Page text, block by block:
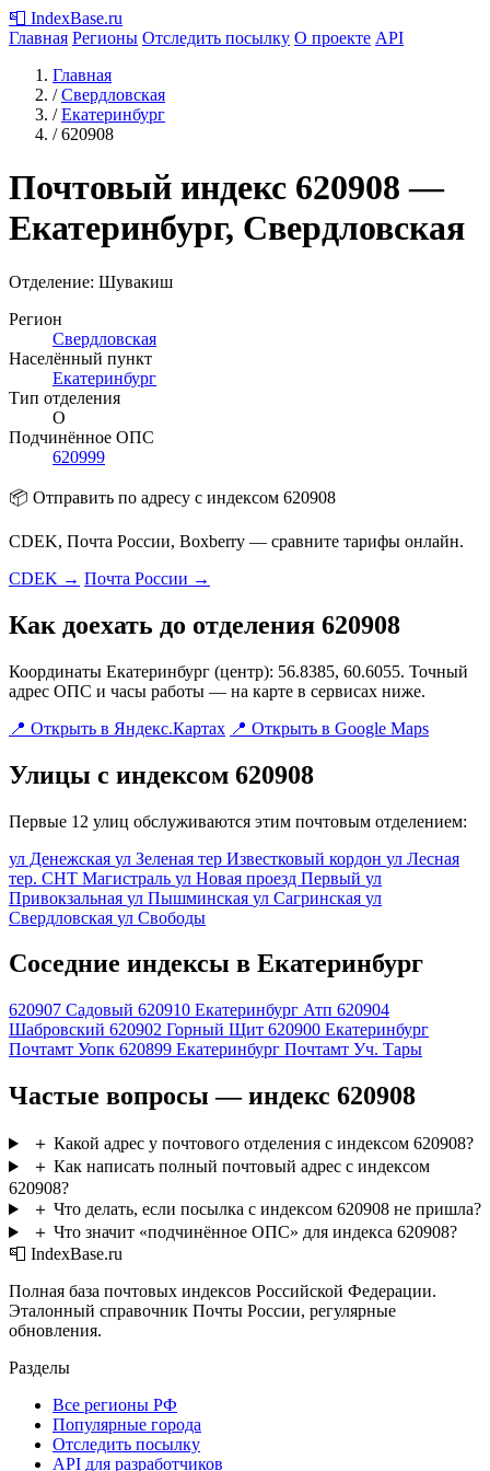
📮 IndexBase.ru
Главная Регионы Отследить посылку О проекте API
Главная
/ Свердловская
/ Екатеринбург
/ 620908
Почтовый индекс 620908 —
Екатеринбург, Свердловская
Отделение: Шувакиш
Регион
Свердловская
Населённый пункт
Екатеринбург
Тип отделения
О
Подчинённое ОПС
620999
📦 Отправить по адресу с индексом 620908
CDEK, Почта России, Boxberry — сравните тарифы онлайн.
CDEK → Почта России →
Как доехать до отделения 620908
Координаты Екатеринбург (центр): 56.8385, 60.6055. Точный
адрес ОПС и часы работы — на карте в сервисах ниже.
📍 Открыть в Яндекс.Картах 📍 Открыть в Google Maps
Улицы с индексом 620908
Первые 12 улиц обслуживаются этим почтовым отделением:
ул Денежская ул Зеленая тер Известковый кордон ул Лесная
тер. СНТ Магистраль ул Новая проезд Первый ул
Привокзальная ул Пышминская ул Сагринская ул
Свердловская ул Свободы
Соседние индексы в Екатеринбург
620907 Садовый 620910 Екатеринбург Атп 620904
Шабровский 620902 Горный Щит 620900 Екатеринбург
Почтамт Уопк 620899 Екатеринбург Почтамт Уч. Тары
Частые вопросы — индекс 620908
＋ Какой адрес у почтового отделения с индексом 620908?
＋ Как написать полный почтовый адрес с индексом
620908?
＋ Что делать, если посылка с индексом 620908 не пришла?
＋ Что значит «подчинённое ОПС» для индекса 620908?
📮 IndexBase.ru
Полная база почтовых индексов Российской Федерации.
Эталонный справочник Почты России, регулярные
обновления.
Разделы
Все регионы РФ
Популярные города
Отследить посылку
API для разработчиков